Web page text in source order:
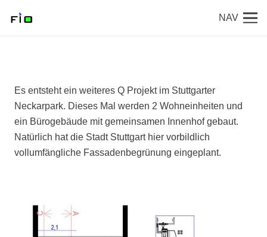
NAV
Es entsteht ein weiteres Q Projekt im Stuttgarter
Neckarpark. Dieses Mal werden 2 Wohneinheiten und
ein Bürogebäude mit gemeinsamen Innenhof gebaut.
Natürlich hat die Stadt Stuttgart hier vorbildlich
vollumfängliche Fassadenbegrünung eingeplant.